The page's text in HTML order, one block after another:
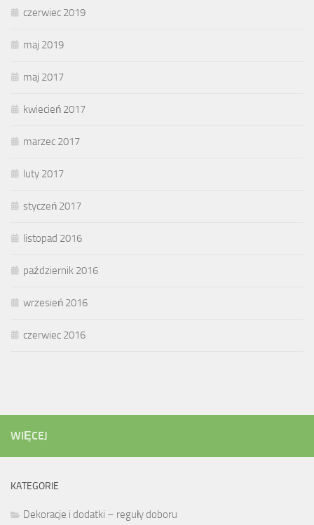
czerwiec 2019
maj 2019
maj 2017
kwiecień 2017
marzec 2017
luty 2017
styczeń 2017
listopad 2016
październik 2016
wrzesień 2016
czerwiec 2016
WIĘCEJ
KATEGORIE
Dekoracje i dodatki – reguły doboru